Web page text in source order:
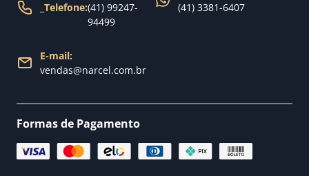
Telefone:(41) 99247-
94499
(41) 3381-6407
E-mail:
vendas@narcel.com.br
Formas de Pagamento